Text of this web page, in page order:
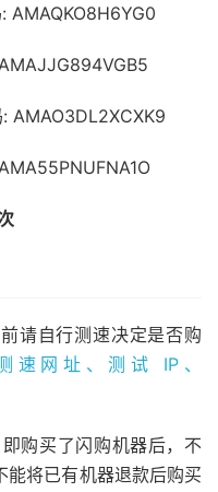
AMAQKO8H6YG0
AMAO3DL2XCXK9
请自行测速决定是否购
速网址、测试 IP、
购买了闪购机器后，不
能将已有机器退款后购买